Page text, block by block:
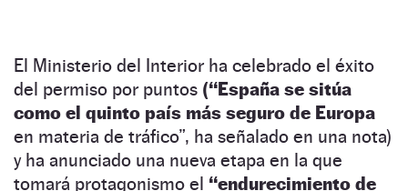
El Ministerio del Interior ha celebrado el éxito
del permiso por puntos (“España se sitúa
como el quinto país más seguro de Europa
en materia de tráfico”, ha señalado en una nota)
y ha anunciado una nueva etapa en la que
tomará protagonismo el “endurecimiento de